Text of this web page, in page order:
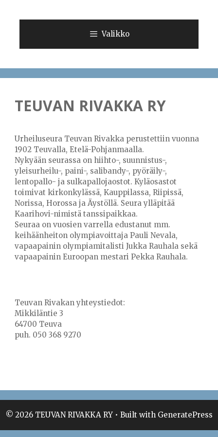
Valikko
TEUVAN RIVAKKA RY
Urheiluseura Teuvan Rivakka perustettiin vuonna
1902 Teuvalla, Etelä-Pohjanmaalla.
Nykyään seurassa on hiihto-, suunnistus-,
yleisurheilu-, paini-, salibandy-, pyöräily-,
lentopallo- ja sulkapallojaostot. Kyläosastot
toimivat kirkonkylässä, Kauppilassa, Riipissä,
Norissa, Horossa ja Äystöllä. Seura ylläpitää
Kaarihovi-nimistä tanssipaikkaa.
Seuraa on vuosien varrella edustanut mm.
keihäänheiton olympiavoittaja Pauli Nevala,
vapaapainin olympiamitalisti Jukka Rauhala sekä
vapaapainin Euroopan mestari Pekka Rauhala.
Teuvan Rivakan yhteystiedot:
Mikkiläntie 3
64700 Teuva
puh. 050 368 9270
© 2026 TEUVAN RIVAKKA RY• Built with GeneratePress